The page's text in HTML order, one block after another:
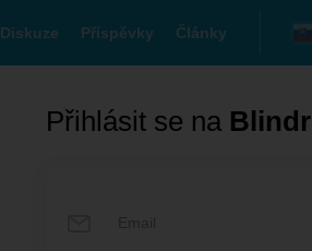
Diskuze Příspěvky Články
Přihlásit se na Blindr